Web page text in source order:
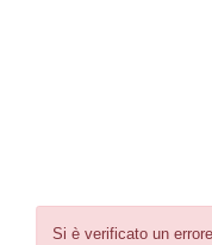
Si è verificato un